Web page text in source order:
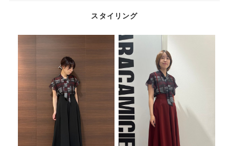
スタイリング